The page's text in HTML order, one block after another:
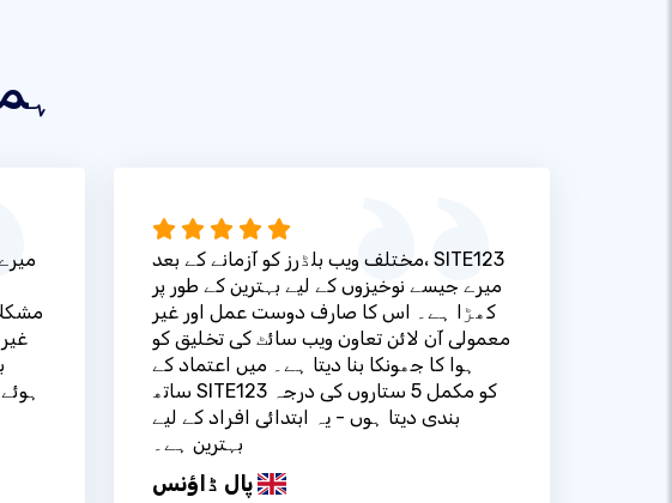
مختلف ویب بلڈرز کو آزمانے کے بعد، SITE123
میرے جیسے نوخیزوں کے لیے بہترین کے طور پر
کھڑا ہے۔ اس کا صارف دوست عمل اور غیر
معمولی آن لائن تعاون ویب سائٹ کی تخلیق کو
ہوا کا جھونکا بنا دیتا ہے۔ میں اعتماد کے
ساتھ SITE123 کو مکمل 5 ستاروں کی درجہ
بندی دیتا ہوں - یہ ابتدائی افراد کے لیے
بہترین ہے۔
پال ڈاؤنس